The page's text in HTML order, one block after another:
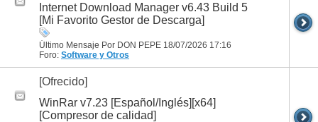
Internet Download Manager v6.43 Build 5
[Mi Favorito Gestor de Descarga]
Último Mensaje Por DON PEPE 18/07/2026 17:16
Foro: Software y Otros
[Ofrecido]
WinRar v7.23 [Español/Inglés][x64]
[Compresor de calidad]